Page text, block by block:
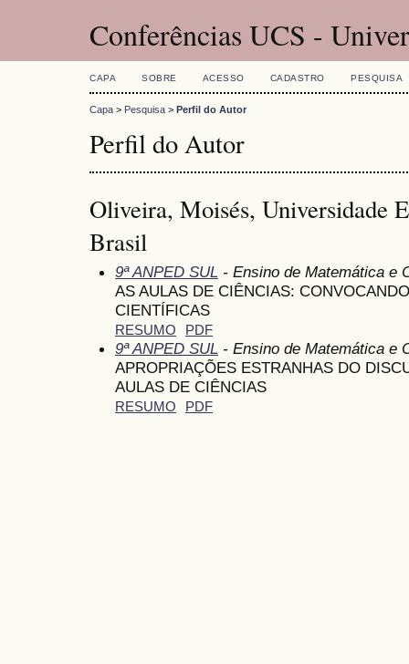
Conferências UCS -
CAPA SOBRE ACESSO CADASTRO PESQUISA
Capa > Pesquisa > Perfil do Autor
Perfil do Autor
Oliveira, Moisés, Universidade
Brasil
9ª ANPED SUL - Ensino de Matemática e
AS AULAS DE CIÊNCIAS:
CIENTÍFICAS
RESUMO PDF
9ª ANPED SUL - Ensino de Matemática e
APROPRIAÇÕES ESTRANHAS DO
AULAS DE CIÊNCIAS
RESUMO PDF